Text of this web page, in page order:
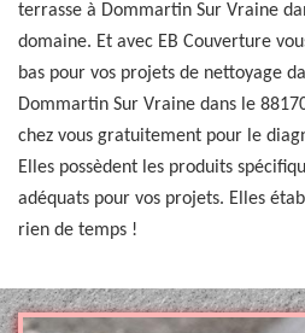
terrasse à Dommartin Sur Vraine
domaine. Et avec EB Couverture
bas pour vos projets de nettoyage
Dommartin Sur Vraine dans le
chez vous gratuitement pour le
Elles possèdent les produits
adéquats pour vos projets. Elles
rien de temps !